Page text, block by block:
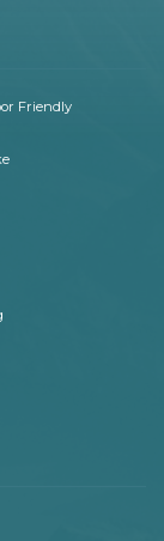
Friendly